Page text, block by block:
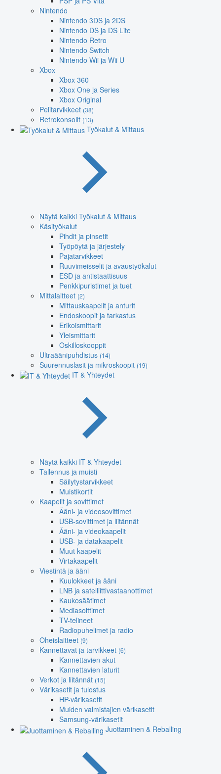
Nintendo
Nintendo 3DS ja 2DS
Nintendo DS ja DS Lite
Nintendo Retro
Nintendo Switch
Nintendo Wii ja Wii U
Xbox
Xbox 360
Xbox One ja Series
Xbox Original
Pelitarvikkeet (38)
Retrokonsolit (13)
Työkalut & Mittaus
Näytä kaikki Työkalut & Mittaus
Käsityökalut
Pihdit ja pinsetit
Työpöytä ja järjestely
Pajatarvikkeet
Ruuvimeisselit ja avaustyökalut
ESD ja antistaattisuus
Penkkipuristimet ja tuet
Mittalaitteet (2)
Mittauskaapelit ja anturit
Endoskoopit ja tarkastus
Erikoismittarit
Yleismittarit
Oskilloskooppit
Ultraäänipuhdistus (14)
Suurennuslasit ja mikroskoopit (19)
IT & Yhteydet
Näytä kaikki IT & Yhteydet
Tallennus ja muisti
Säilytystarvikkeet
Muistikortit
Kaapelit ja sovittimet
Ääni- ja videosovittimet
USB-sovittimet ja liitännät
Ääni- ja videokaapelit
USB- ja datakaapelit
Muut kaapelit
Virtakaapelit
Viestintä ja ääni
Kuulokkeet ja ääni
LNB ja satelliittivastaanottimet
Kaukosäätimet
Mediasoittimet
TV-telineet
Radiopuhelimet ja radio
Oheislaitteet (9)
Kannettavat ja tarvikkeet (6)
Kannettavien akut
Kannettavien laturit
Verkot ja liitännät (15)
Värikasetit ja tulostus
HP-värikasetit
Muiden valmistajien värikasetit
Samsung-värikasetit
Juottaminen & Reballing